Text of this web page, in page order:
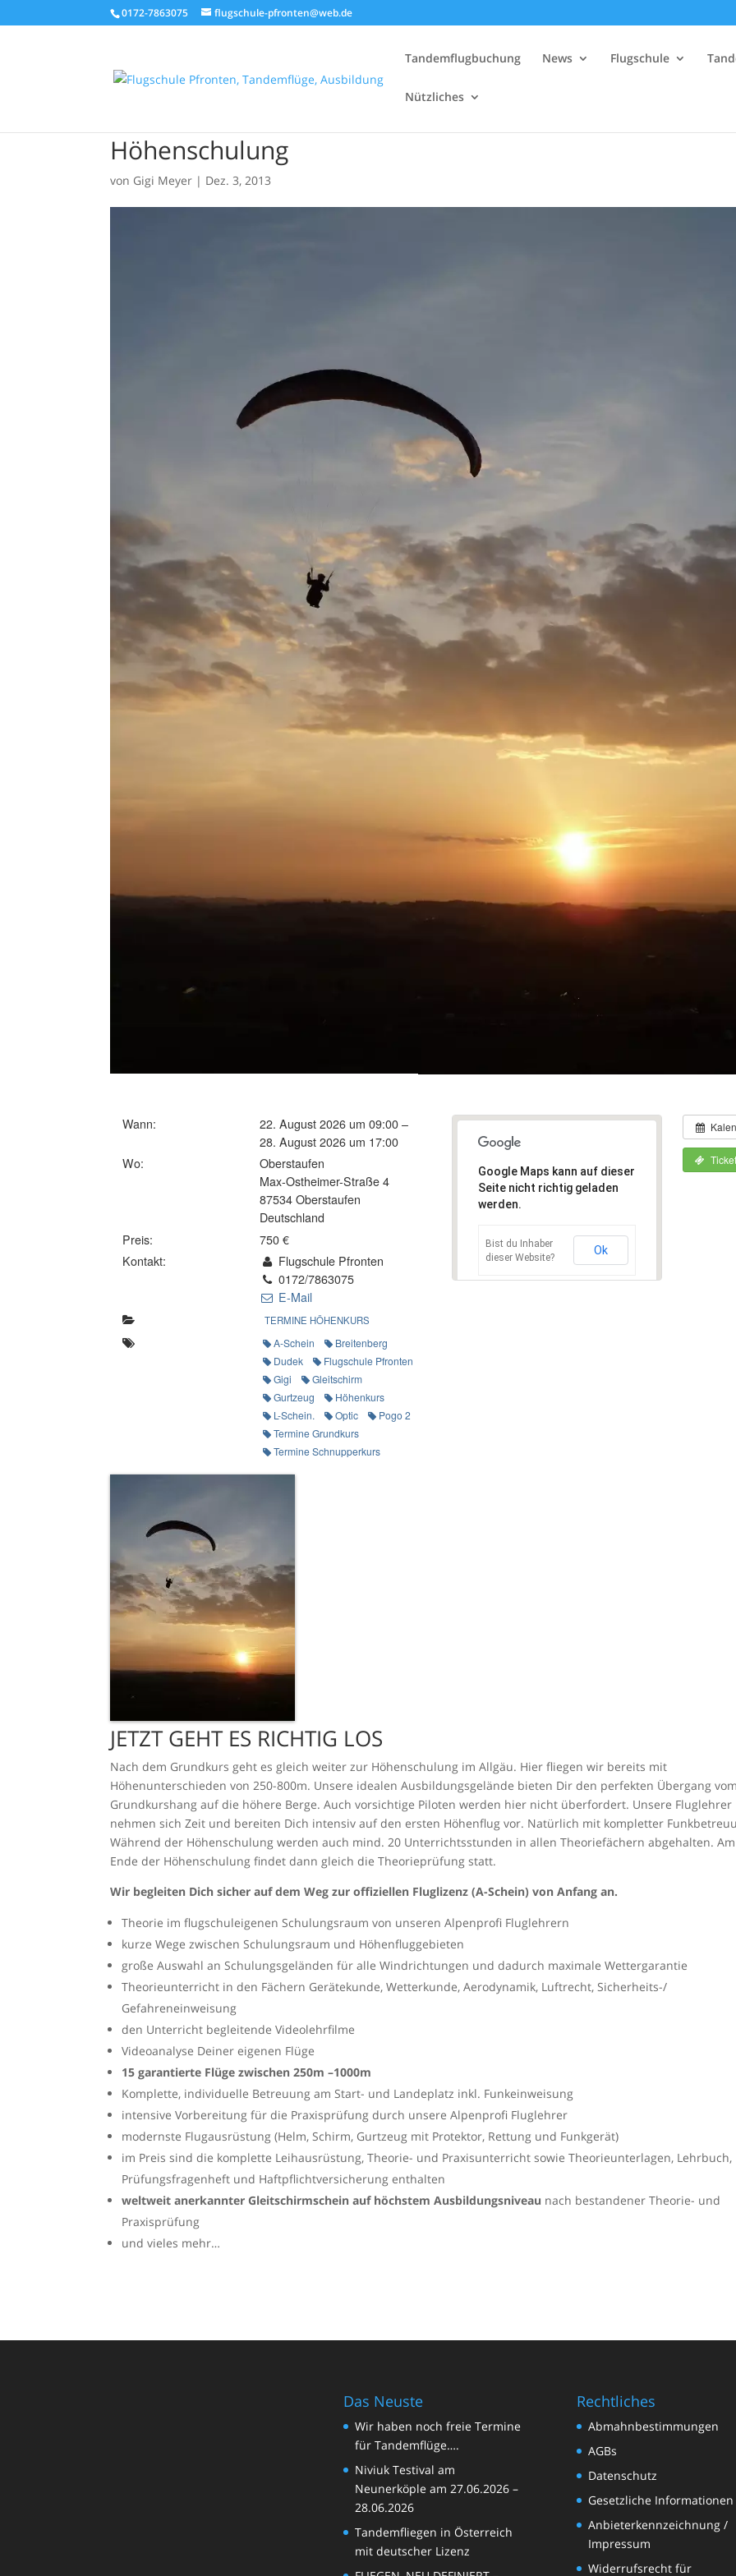
0172-7863075 flugschule-pfronten@web.de
Tandemflugbuchung News Flugschule
Nützliches
Höhenschulung
von Gigi Meyer | Dez. 3, 2013
Google Maps kann auf dieser
Seite nicht richtig geladen
werden.
Bist du Inhaber
dieser Website?
Ok
Wann:
22. August 2026 um 09:00 –
28. August 2026 um 17:00
Wo:
Oberstaufen
Max-Ostheimer-Straße 4
87534 Oberstaufen
Deutschland
Preis:
750 €
Kontakt:
Flugschule Pfronten
0172/7863075
E-Mail
TERMINE HÖHENKURS
A-Schein
Breitenberg
Dudek
Flugschule Pfronten
Gigi
Gleitschirm
Gurtzeug
Höhenkurs
L-Schein.
Optic
Pogo 2
Termine Grundkurs
Termine Schnupperkurs
JETZT GEHT ES RICHTIG LOS
Nach dem Grundkurs geht es gleich weiter zur Höhenschulung im Allgäu. Hier fliegen wir bereits mit
Höhenunterschieden von 250-800m. Unsere idealen Ausbildungsgelände bieten Dir den perfekten Übergang vom
Grundkurshang auf die höhere Berge. Auch vorsichtige Piloten werden hier nicht überfordert. Unsere Fluglehrer
nehmen sich Zeit und bereiten Dich intensiv auf den ersten Höhenflug vor. Natürlich mit kompletter
Während der Höhenschulung werden auch mind. 20 Unterrichtsstunden in allen Theoriefächern abgehalten. Am
Ende der Höhenschulung findet dann gleich die Theorieprüfung statt.
Wir begleiten Dich sicher auf dem Weg zur offiziellen Fluglizenz (A-Schein) von Anfang an.
Theorie im flugschuleigenen Schulungsraum von unseren Alpenprofi Fluglehrern
kurze Wege zwischen Schulungsraum und Höhenfluggebieten
große Auswahl an Schulungsgeländen für alle Windrichtungen und dadurch maximale Wettergarantie
Theorieunterricht in den Fächern Gerätekunde, Wetterkunde, Aerodynamik, Luftrecht, Sicherheits-/
Gefahreneinweisung
den Unterricht begleitende Videolehrfilme
Videoanalyse Deiner eigenen Flüge
15 garantierte Flüge zwischen 250m –1000m
Komplette, individuelle Betreuung am Start- und Landeplatz inkl. Funkeinweisung
intensive Vorbereitung für die Praxisprüfung durch unsere Alpenprofi Fluglehrer
modernste Flugausrüstung (Helm, Schirm, Gurtzeug mit Protektor, Rettung und Funkgerät)
im Preis sind die komplette Leihausrüstung, Theorie- und Praxisunterricht sowie Theorieunterlagen, Lehrbuch,
Prüfungsfragenheft und Haftpflichtversicherung enthalten
weltweit anerkannter Gleitschirmschein auf höchstem Ausbildungsniveau nach bestandener Theorie- und
Praxisprüfung
und vieles mehr…
Das Neuste
Wir haben noch freie Termine
für Tandemflüge….
Niviuk Testival am
Neunerköple am 27.06.2026 –
28.06.2026
Tandemfliegen in Österreich
mit deutscher Lizenz
Rechtliches
Abmahnbestimmungen
AGBs
Datenschutz
Gesetzliche Informationen
Anbieterkennzeichnung /
Impressum
Widerrufsrecht für